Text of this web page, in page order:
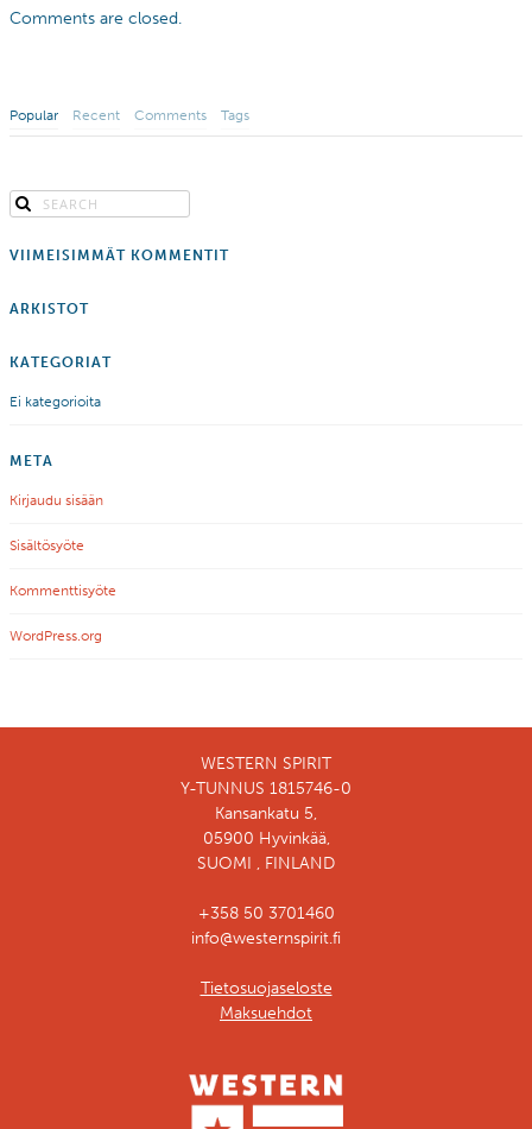
Comments are closed.
Popular Recent Comments Tags
VIIMEISIMMÄT KOMMENTIT
ARKISTOT
KATEGORIAT
Ei kategorioita
META
Kirjaudu sisään
Sisältösyöte
Kommenttisyöte
WordPress.org
WESTERN SPIRIT
Y-TUNNUS 1815746-0
Kansankatu 5,
05900 Hyvinkää,
SUOMI , FINLAND
+358 50 3701460
info@westernspirit.fi
Tietosuojaseloste
Maksuehdot